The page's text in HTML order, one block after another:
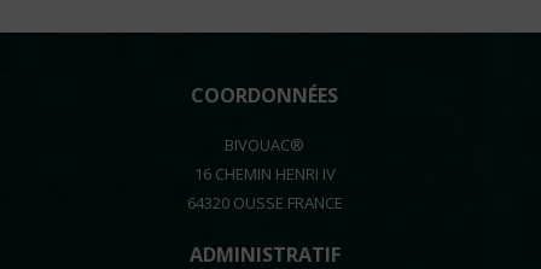
COORDONNÉES
BIVOUAC®
16 CHEMIN HENRI IV
64320 OUSSE FRANCE
ADMINISTRATIF